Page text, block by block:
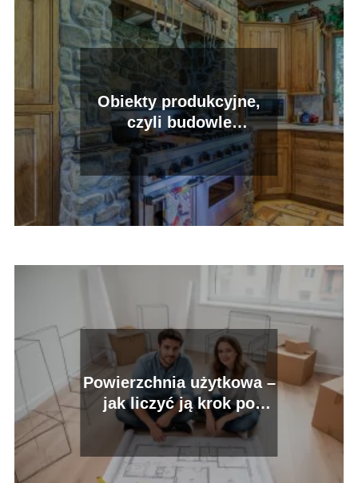
Obiekty produkcyjne,
czyli budowle
przystosowane do
tworzenia produktów
Powierzchnia użytkowa –
jak liczyć ją krok po
kroku?